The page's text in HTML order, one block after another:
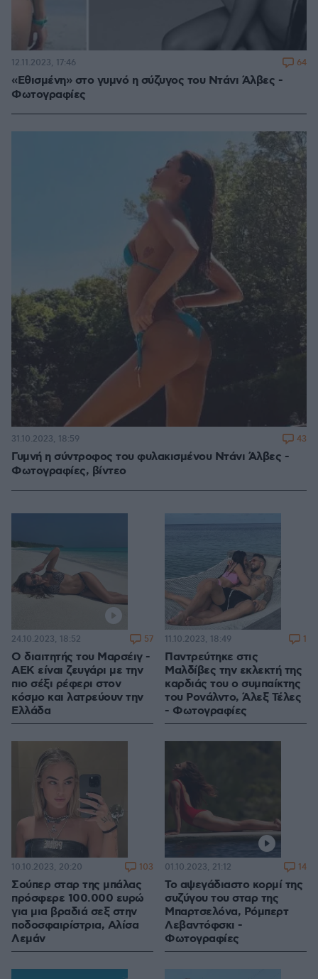
«Εθισμένη» στο γυμνό η σύζυγος του Ντάνι Άλβες -
Φωτογραφίες
12.11.2023, 17:46 64
Γυμνή η σύντροφος του φυλακισμένου Ντάνι Άλβες -
Φωτογραφίες, βίντεο
31.10.2023, 18:59 43
Ο διαιτητής του Μαρσέιγ -
ΑΕΚ είναι ζευγάρι με την
πιο σέξι ρέφερι στον
κόσμο και λατρεύουν την
Ελλάδα
24.10.2023, 18:52 57
Παντρεύτηκε στις
Μαλδίβες την εκλεκτή της
καρδιάς του ο συμπαίκτης
του Ρονάλντο, Άλεξ Τέλες
- Φωτογραφίες
11.10.2023, 18:49 1
Σούπερ σταρ της μπάλας
πρόσφερε 100.000 ευρώ
για μια βραδιά σεξ στην
ποδοσφαιρίστρια, Αλίσα
Λεμάν
10.10.2023, 20:20 103
Το αψεγάδιαστο κορμί της
συζύγου του σταρ της
Μπαρτσελόνα, Ρόμπερτ
Λεβαντόφσκι -
Φωτογραφίες
01.10.2023, 21:12 14